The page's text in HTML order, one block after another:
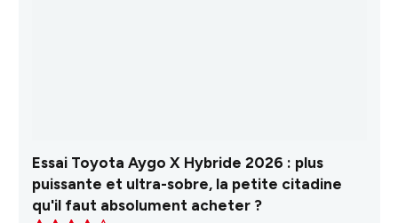
Essai Toyota Aygo X Hybride 2026 : plus
puissante et ultra-sobre, la petite citadine
qu'il faut absolument acheter ?